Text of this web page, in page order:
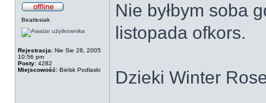
Beatlesiak
Rejestracja: Nie Sie 28, 2005
10:56 pm
Posty: 4282
Miejscowość: Bielsk Podlaski
Nie byłbym soba
listopada ofkors.
Dzieki Winter